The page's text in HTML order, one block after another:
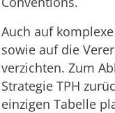
Auch auf
sowie auf die
verzichten. Zum
Strategie TPH
einzigen Tabelle